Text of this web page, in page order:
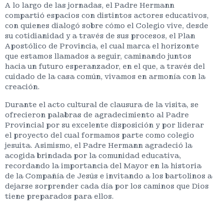
A lo largo de las jornadas, el Padre Hermann
compartió espacios con distintos actores educativos,
con quienes dialogó sobre cómo el Colegio vive, desde
su cotidianidad y a través de sus procesos, el Plan
Apostólico de Provincia, el cual marca el horizonte
que estamos llamados a seguir, caminando juntos
hacia un futuro esperanzador, en el que, a través del
cuidado de la casa común, vivamos en armonía con la
creación.
Durante el acto cultural de clausura de la visita, se
ofrecieron palabras de agradecimiento al Padre
Provincial por su excelente disposición y por liderar
el proyecto del cual formamos parte como colegio
jesuita. Asimismo, el Padre Hermann agradeció la
acogida brindada por la comunidad educativa,
recordando la importancia del Mayor en la historia
de la Compañía de Jesús e invitando a los bartolinos a
dejarse sorprender cada día por los caminos que Dios
tiene preparados para ellos.